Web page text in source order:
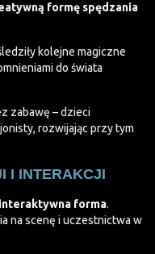
formę spędzania
kolejne magiczne
do świata
zabawę – dzieci
rozwijając przy tym
I INTERAKCJI
interaktywna forma.
na scenę i uczestnictwa w